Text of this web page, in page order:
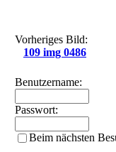
Vorheriges Bild:
109 img 0486
Benutzername:
Passwort:
Beim nächsten